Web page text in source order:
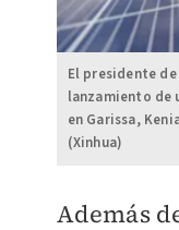
El presidente
lanzamiento de
en Garissa,
(Xinhua)
Además